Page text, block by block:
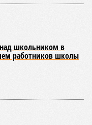
школьником в
работников школы